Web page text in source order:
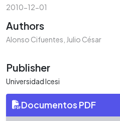
2010-12-01
Authors
Alonso Cifuentes, Julio César
Publisher
Universidad Icesi
Documentos PDF